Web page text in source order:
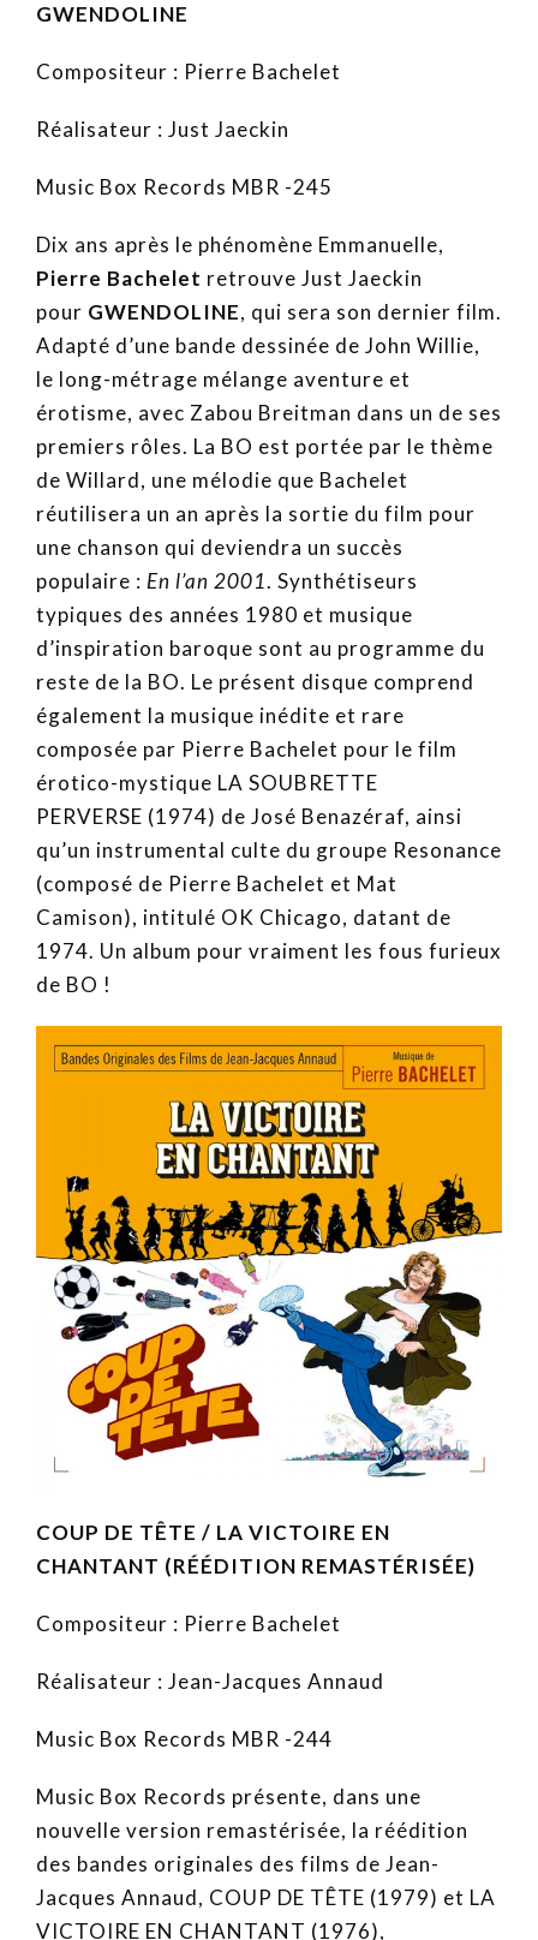
GWENDOLINE
Compositeur : Pierre Bachelet
Réalisateur : Just Jaeckin
Music Box Records MBR -245
Dix ans après le phénomène Emmanuelle,
Pierre Bachelet retrouve Just Jaeckin
pour GWENDOLINE, qui sera son dernier film.
Adapté d’une bande dessinée de John Willie,
le long-métrage mélange aventure et
érotisme, avec Zabou Breitman dans un de ses
premiers rôles. La BO est portée par le thème
de Willard, une mélodie que Bachelet
réutilisera un an après la sortie du film pour
une chanson qui deviendra un succès
populaire : En l’an 2001. Synthétiseurs
typiques des années 1980 et musique
d’inspiration baroque sont au programme du
reste de la BO. Le présent disque comprend
également la musique inédite et rare
composée par Pierre Bachelet pour le film
érotico-mystique LA SOUBRETTE
PERVERSE (1974) de José Benazéraf, ainsi
qu’un instrumental culte du groupe Resonance
(composé de Pierre Bachelet et Mat
Camison), intitulé OK Chicago, datant de
1974. Un album pour vraiment les fous furieux
de BO !
COUP DE TÊTE / LA VICTOIRE EN
CHANTANT (RÉÉDITION REMASTÉRISÉE)
Compositeur : Pierre Bachelet
Réalisateur : Jean-Jacques Annaud
Music Box Records MBR -244
Music Box Records présente, dans une
nouvelle version remastérisée, la réédition
des bandes originales des films de Jean-
Jacques Annaud, COUP DE TÊTE (1979) et LA
VICTOIRE EN CHANTANT (1976),